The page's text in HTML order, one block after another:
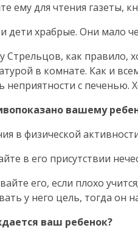
ему для чтения газеты,
дети храбрые. Они мало
Стрельцов, как правило,
в комнате. Как и
неприятности с
вашему
в физической
в его присутствии
его, если плохо
у него цель, тогда он
ваш ребенок?